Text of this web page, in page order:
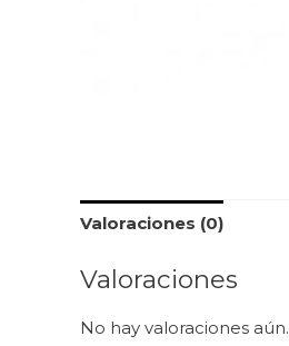
Valoraciones (0)
Valoraciones
No hay valoraciones aún.